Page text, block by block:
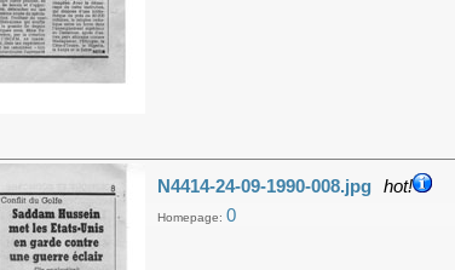
N4414-24-09-1990-008.jpg hot!
Homepage: 0